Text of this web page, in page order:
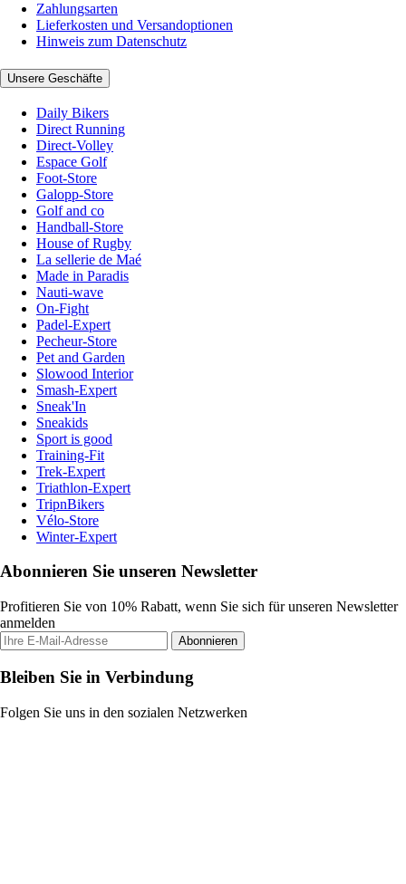
Zahlungsarten
Lieferkosten und Versandoptionen
Hinweis zum Datenschutz
Unsere Geschäfte
Daily Bikers
Direct Running
Direct-Volley
Espace Golf
Foot-Store
Galopp-Store
Golf and co
Handball-Store
House of Rugby
La sellerie de Maé
Made in Paradis
Nauti-wave
On-Fight
Padel-Expert
Pecheur-Store
Pet and Garden
Slowood Interior
Smash-Expert
Sneak'In
Sneakids
Sport is good
Training-Fit
Trek-Expert
Triathlon-Expert
TripnBikers
Vélo-Store
Winter-Expert
Abonnieren Sie unseren Newsletter
Profitieren Sie von 10% Rabatt, wenn Sie sich für unseren Newsletter
anmelden
Abonnieren
Bleiben Sie in Verbindung
Folgen Sie uns in den sozialen Netzwerken